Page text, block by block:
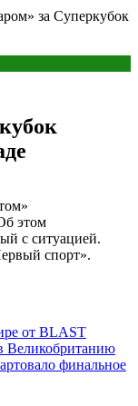
за Суперкубок
этом
с ситуацией.
спорт».
от BLAST
Великобританию
финальное